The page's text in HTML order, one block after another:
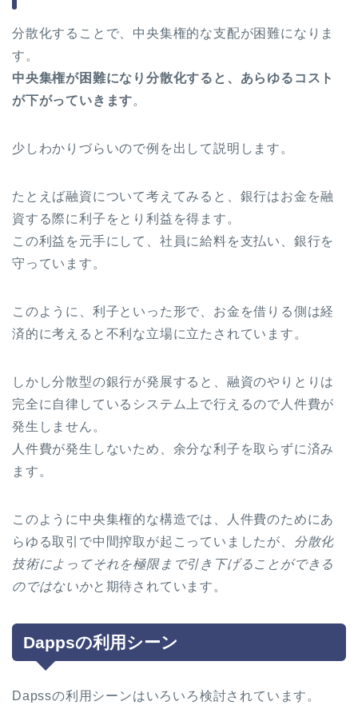
分散化することで、中央集権的な支配が困難になりま
す。
中央集権が困難になり分散化すると、あらゆるコスト
が下がっていきます。
少しわかりづらいので例を出して説明します。
たとえば融資について考えてみると、銀行はお金を融
資する際に利子をとり利益を得ます。
この利益を元手にして、社員に給料を支払い、銀行を
守っています。
このように、利子といった形で、お金を借りる側は経
済的に考えると不利な立場に立たされています。
しかし分散型の銀行が発展すると、融資のやりとりは
完全に自律しているシステム上で行えるので人件費が
発生しません。
人件費が発生しないため、余分な利子を取らずに済み
ます。
このように中央集権的な構造では、人件費のためにあ
らゆる取引で中間搾取が起こっていましたが、
分散化
技術によってそれを極限まで引き下げることができる
のではないかと期待されています。
Dappsの利用シーン
Dapssの利用シーンはいろいろ検討されています。